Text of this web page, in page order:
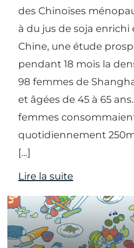
des Chinoises
à du jus de soja enrichi
Chine, une étude
pendant 18 mois la
98 femmes de
et âgées de 45 à 65
femmes
quotidiennement
[…]
Lire la suite